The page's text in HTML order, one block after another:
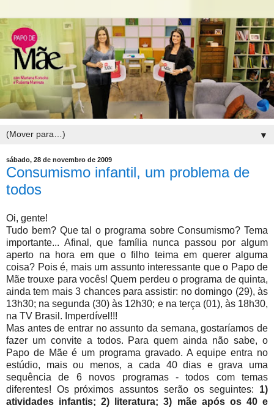
▼
sábado, 28 de novembro de 2009
Consumismo infantil, um problema de
todos
Oi, gente!
Tudo bem? Que tal o programa sobre Consumismo? Tema
importante... Afinal, que família nunca passou por algum
aperto na hora em que o filho teima em querer alguma
coisa? Pois é, mais um assunto interessante que o Papo de
Mãe trouxe para vocês! Quem perdeu o programa de quinta,
ainda tem mais 3 chances para assistir: no domingo (29), às
13h30; na segunda (30) às 12h30; e na terça (01), às 18h30,
na TV Brasil. Imperdível!!!
Mas antes de entrar no assunto da semana, gostaríamos de
fazer um convite a todos. Para quem ainda não sabe, o
Papo de Mãe é um programa gravado. A equipe entra no
estúdio, mais ou menos, a cada 40 dias e grava uma
sequência de 6 novos programas - todos com temas
diferentes! Os próximos assuntos serão os seguintes: 1)
atividades infantis; 2) literatura; 3) mãe após os 40 e